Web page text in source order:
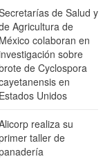
de Salud y
Agricultura de
México colaboran en
sobre
de Cyclospora
en
Estados Unidos
realiza su
taller de